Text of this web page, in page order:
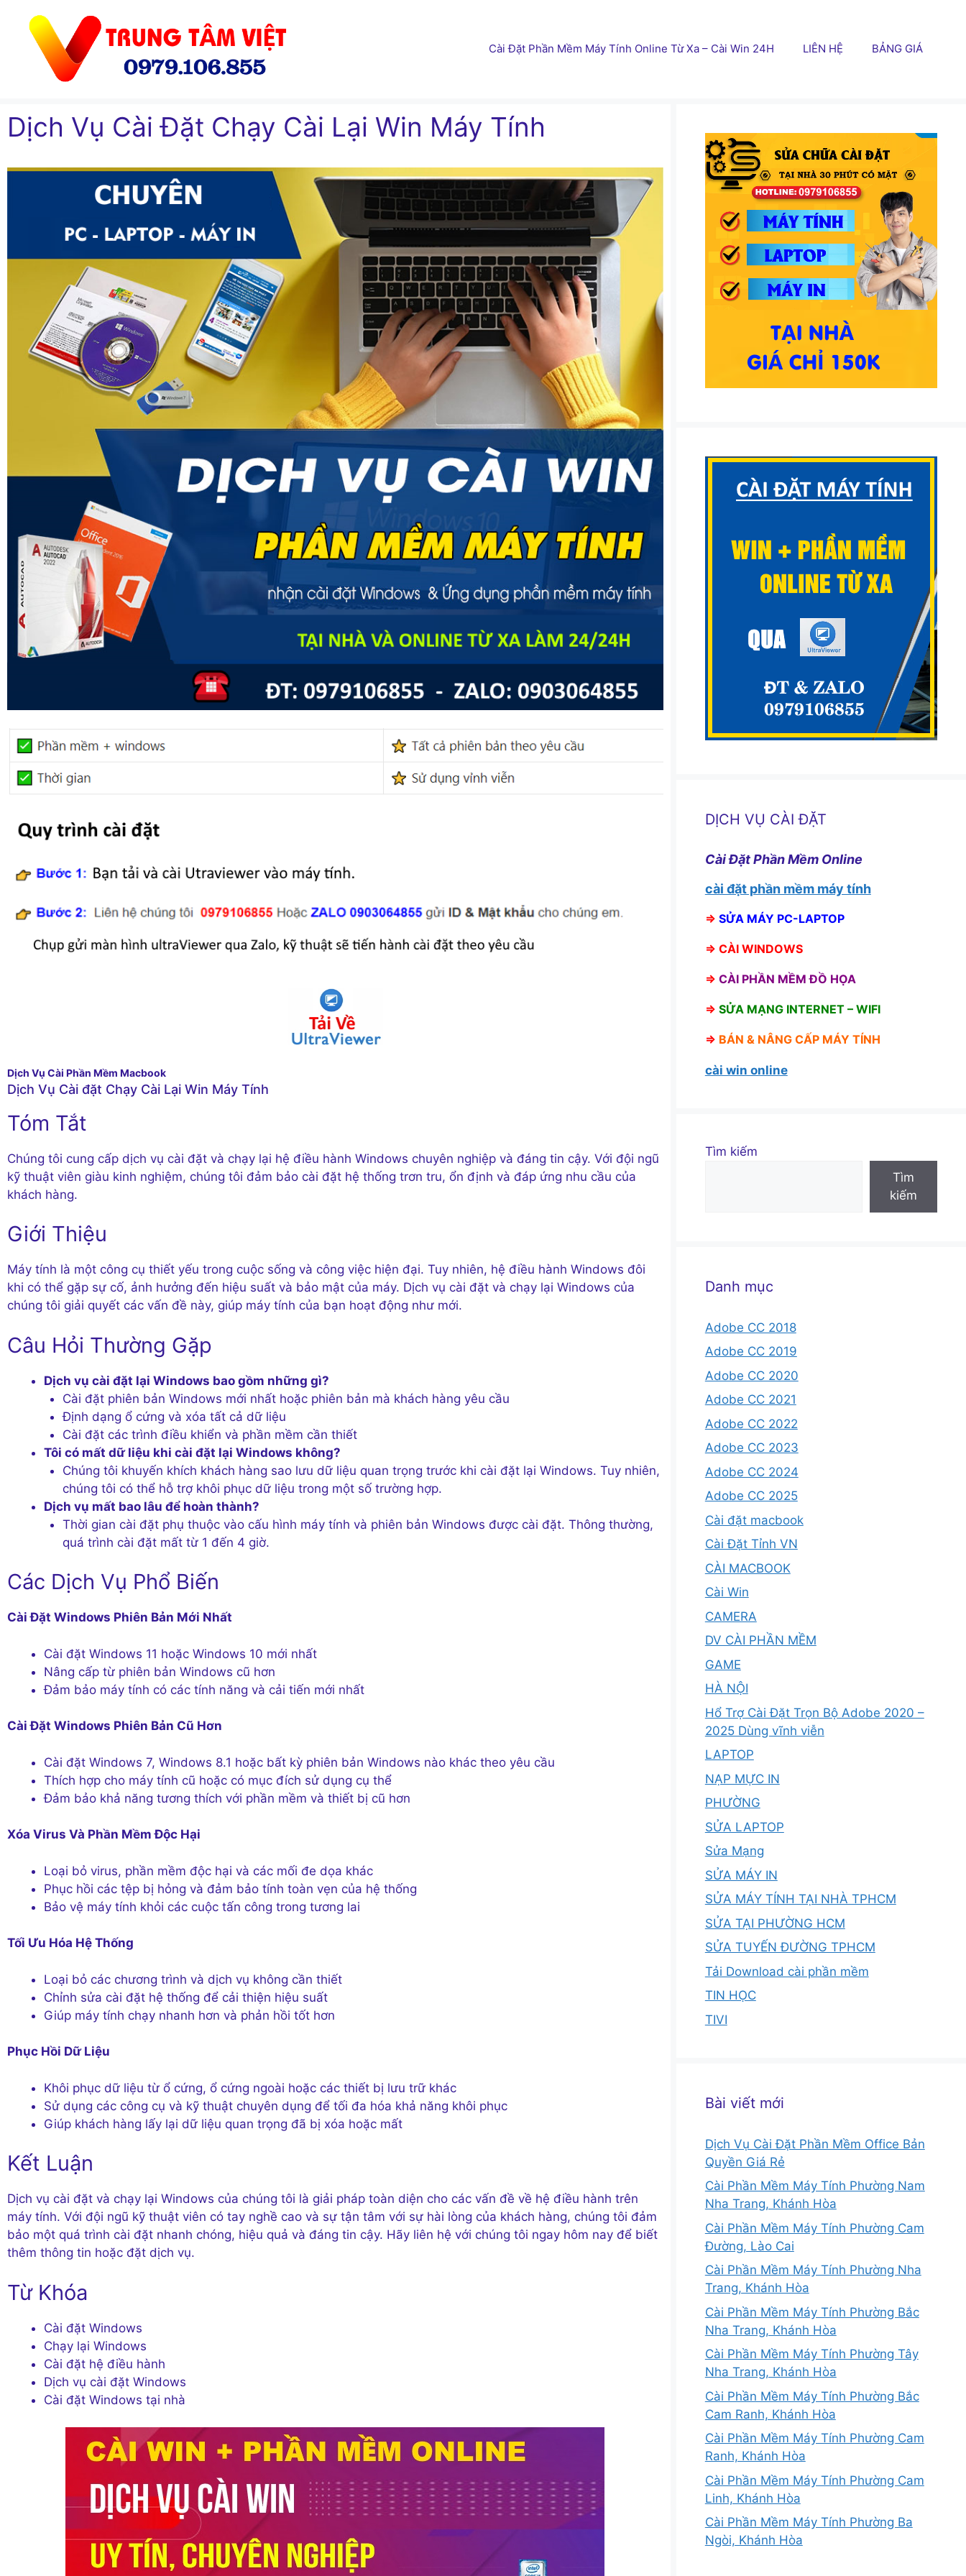
Cài Đặt Phần Mềm Máy Tính Online Từ Xa – Cài Win 24H LIÊN HỆ BẢNG GIÁ
Dịch Vụ Cài Đặt Chạy Cài Lại Win Máy Tính
Dịch Vụ Cài Phần Mềm Macbook
Dịch Vụ Cài đặt Chạy Cài Lại Win Máy Tính
Tóm Tắt
Chúng tôi cung cấp dịch vụ cài đặt và chạy lại hệ điều hành Windows chuyên nghiệp và đáng tin cậy. Với đội ngũ
kỹ thuật viên giàu kinh nghiệm, chúng tôi đảm bảo cài đặt hệ thống trơn tru, ổn định và đáp ứng nhu cầu của
khách hàng.
Giới Thiệu
Máy tính là một công cụ thiết yếu trong cuộc sống và công việc hiện đại. Tuy nhiên, hệ điều hành Windows đôi
khi có thể gặp sự cố, ảnh hưởng đến hiệu suất và bảo mật của máy. Dịch vụ cài đặt và chạy lại Windows của
chúng tôi giải quyết các vấn đề này, giúp máy tính của bạn hoạt động như mới.
Câu Hỏi Thường Gặp
Dịch vụ cài đặt lại Windows bao gồm những gì?
Cài đặt phiên bản Windows mới nhất hoặc phiên bản mà khách hàng yêu cầu
Định dạng ổ cứng và xóa tất cả dữ liệu
Cài đặt các trình điều khiển và phần mềm cần thiết
Tôi có mất dữ liệu khi cài đặt lại Windows không?
Chúng tôi khuyến khích khách hàng sao lưu dữ liệu quan trọng trước khi cài đặt lại Windows. Tuy nhiên,
chúng tôi có thể hỗ trợ khôi phục dữ liệu trong một số trường hợp.
Dịch vụ mất bao lâu để hoàn thành?
Thời gian cài đặt phụ thuộc vào cấu hình máy tính và phiên bản Windows được cài đặt. Thông thường,
quá trình cài đặt mất từ 1 đến 4 giờ.
Các Dịch Vụ Phổ Biến
Cài Đặt Windows Phiên Bản Mới Nhất
Cài đặt Windows 11 hoặc Windows 10 mới nhất
Nâng cấp từ phiên bản Windows cũ hơn
Đảm bảo máy tính có các tính năng và cải tiến mới nhất
Cài Đặt Windows Phiên Bản Cũ Hơn
Cài đặt Windows 7, Windows 8.1 hoặc bất kỳ phiên bản Windows nào khác theo yêu cầu
Thích hợp cho máy tính cũ hoặc có mục đích sử dụng cụ thể
Đảm bảo khả năng tương thích với phần mềm và thiết bị cũ hơn
Xóa Virus Và Phần Mềm Độc Hại
Loại bỏ virus, phần mềm độc hại và các mối đe dọa khác
Phục hồi các tệp bị hỏng và đảm bảo tính toàn vẹn của hệ thống
Bảo vệ máy tính khỏi các cuộc tấn công trong tương lai
Tối Ưu Hóa Hệ Thống
Loại bỏ các chương trình và dịch vụ không cần thiết
Chỉnh sửa cài đặt hệ thống để cải thiện hiệu suất
Giúp máy tính chạy nhanh hơn và phản hồi tốt hơn
Phục Hồi Dữ Liệu
Khôi phục dữ liệu từ ổ cứng, ổ cứng ngoài hoặc các thiết bị lưu trữ khác
Sử dụng các công cụ và kỹ thuật chuyên dụng để tối đa hóa khả năng khôi phục
Giúp khách hàng lấy lại dữ liệu quan trọng đã bị xóa hoặc mất
Kết Luận
Dịch vụ cài đặt và chạy lại Windows của chúng tôi là giải pháp toàn diện cho các vấn đề về hệ điều hành trên
máy tính. Với đội ngũ kỹ thuật viên có tay nghề cao và sự tận tâm với sự hài lòng của khách hàng, chúng tôi đảm
bảo một quá trình cài đặt nhanh chóng, hiệu quả và đáng tin cậy. Hãy liên hệ với chúng tôi ngay hôm nay để biết
thêm thông tin hoặc đặt dịch vụ.
Từ Khóa
Cài đặt Windows
Chạy lại Windows
Cài đặt hệ điều hành
Dịch vụ cài đặt Windows
Cài đặt Windows tại nhà
DỊCH VỤ CÀI ĐẶT
Cài Đặt Phần Mềm Online
cài đặt phần mềm máy tính
⇒ SỬA MÁY PC-LAPTOP
⇒ CÀI WINDOWS
⇒ CÀI PHẦN MỀM ĐỒ HỌA
⇒ SỬA MẠNG INTERNET – WIFI
⇒ BÁN & NÂNG CẤP MÁY TÍNH
cài win online
Tìm kiếm
Tìm
kiếm
Danh mục
Adobe CC 2018
Adobe CC 2019
Adobe CC 2020
Adobe CC 2021
Adobe CC 2022
Adobe CC 2023
Adobe CC 2024
Adobe CC 2025
Cài đặt macbook
Cài Đặt Tỉnh VN
CÀI MACBOOK
Cài Win
CAMERA
DV CÀI PHẦN MỀM
GAME
HÀ NỘI
Hổ Trợ Cài Đặt Trọn Bộ Adobe 2020 –
2025 Dùng vĩnh viễn
LAPTOP
NẠP MỰC IN
PHƯỜNG
SỬA LAPTOP
Sửa Mạng
SỬA MÁY IN
SỬA MÁY TÍNH TẠI NHÀ TPHCM
SỬA TẠI PHƯỜNG HCM
SỬA TUYẾN ĐƯỜNG TPHCM
Tải Download cài phần mềm
TIN HỌC
TIVI
Bài viết mới
Dịch Vụ Cài Đặt Phần Mềm Office Bản
Quyền Giá Rẻ
Cài Phần Mềm Máy Tính Phường Nam
Nha Trang, Khánh Hòa
Cài Phần Mềm Máy Tính Phường Cam
Đường, Lào Cai
Cài Phần Mềm Máy Tính Phường Nha
Trang, Khánh Hòa
Cài Phần Mềm Máy Tính Phường Bắc
Nha Trang, Khánh Hòa
Cài Phần Mềm Máy Tính Phường Tây
Nha Trang, Khánh Hòa
Cài Phần Mềm Máy Tính Phường Bắc
Cam Ranh, Khánh Hòa
Cài Phần Mềm Máy Tính Phường Cam
Ranh, Khánh Hòa
Cài Phần Mềm Máy Tính Phường Cam
Linh, Khánh Hòa
Cài Phần Mềm Máy Tính Phường Ba
Ngòi, Khánh Hòa